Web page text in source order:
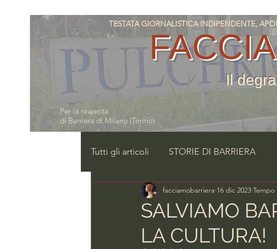
Per la rinascita
di Barriera di Milano (Torino)
Il
TESTATA GIORNALISTICA INDIPENDENTE,
Tutti gli articoli STORIE DI BARRIERA
SALVIAMO
LA CULTURA!
facciamobarriera 16 dic 2023 Tempo